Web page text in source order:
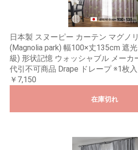
日本製 スヌーピー カーテン マグノ
(Magnolia park) 幅100×丈135cm 遮
級) 形状記憶 ウォッシャブル メーカ
代引不可商品 Drape ドレープ ※1枚入
￥7,150
在庫切れ